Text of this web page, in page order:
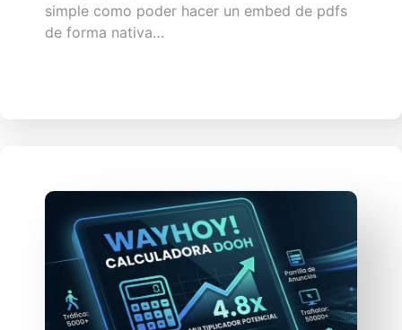
simple como poder hacer un embed de pdfs
de forma nativa…